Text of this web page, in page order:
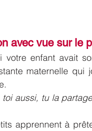
avec vue sur le
votre enfant avait
maternelle qui
aussi, tu la
apprennent à